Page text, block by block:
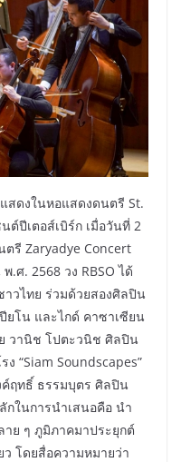
สดงในหอแสดงดนตรี St.
ปีเตอส์เบิร์ก เมื่อวันที่ 2
รี Zaryadye Concert
.ศ. 2568 วง RBSO ได้
วไทย ร่วมด้วยสองศิลปิน
ยโน และไกด์ คาซาเซียน
วานิช โปตะวนิช ศิลปิน
“Siam Soundscapes”
ฤทธิ์ ธรรมบุตร ศิลปิน
ในการนำเสนอคือ นำ
ย ๆ ภูมิภาคมาประยุกต์
ว โดยสื่อความหมายว่า